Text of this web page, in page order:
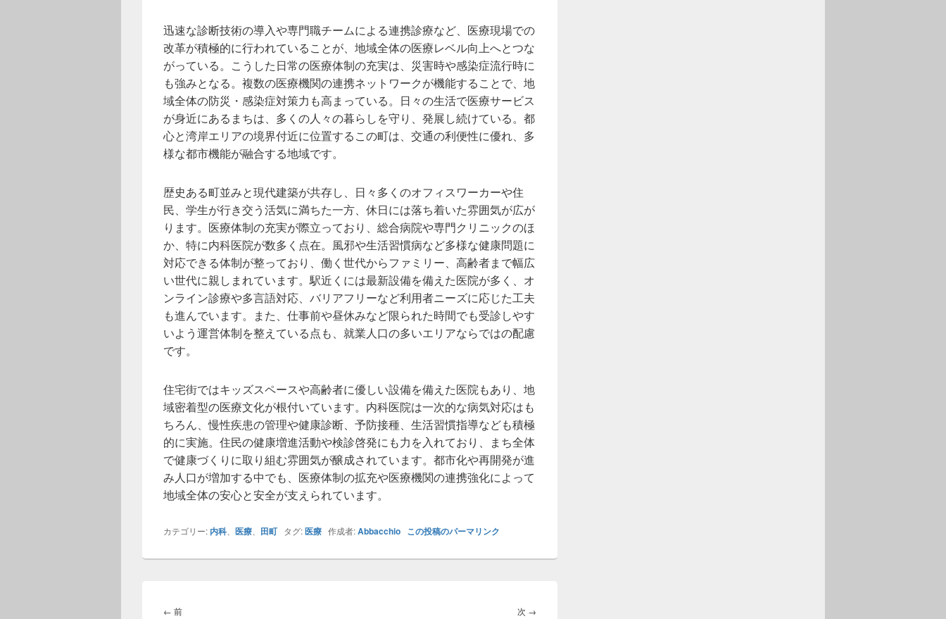
迅速な診断技術の導入や専門職チームによる連携診療など、医療現場での
改革が積極的に行われていることが、地域全体の医療レベル向上へとつな
がっている。こうした日常の医療体制の充実は、災害時や感染症流行時に
も強みとなる。複数の医療機関の連携ネットワークが機能することで、地
域全体の防災・感染症対策力も高まっている。日々の生活で医療サービス
が身近にあるまちは、多くの人々の暮らしを守り、発展し続けている。都
心と湾岸エリアの境界付近に位置するこの町は、交通の利便性に優れ、多
様な都市機能が融合する地域です。
歴史ある町並みと現代建築が共存し、日々多くのオフィスワーカーや住
民、学生が行き交う活気に満ちた一方、休日には落ち着いた雰囲気が広が
ります。医療体制の充実が際立っており、総合病院や専門クリニックのほ
か、特に内科医院が数多く点在。風邪や生活習慣病など多様な健康問題に
対応できる体制が整っており、働く世代からファミリー、高齢者まで幅広
い世代に親しまれています。駅近くには最新設備を備えた医院が多く、オ
ンライン診療や多言語対応、バリアフリーなど利用者ニーズに応じた工夫
も進んでいます。また、仕事前や昼休みなど限られた時間でも受診しやす
いよう運営体制を整えている点も、就業人口の多いエリアならではの配慮
です。
住宅街ではキッズスペースや高齢者に優しい設備を備えた医院もあり、地
域密着型の医療文化が根付いています。内科医院は一次的な病気対応はも
ちろん、慢性疾患の管理や健康診断、予防接種、生活習慣指導なども積極
的に実施。住民の健康増進活動や検診啓発にも力を入れており、まち全体
で健康づくりに取り組む雰囲気が醸成されています。都市化や再開発が進
み人口が増加する中でも、医療体制の拡充や医療機関の連携強化によって
地域全体の安心と安全が支えられています。
カテゴリー: 内科、 医療 田町タグ:医療 作成者:Abbacchio この投稿のパーマリンク
稿
← 前前 次 →